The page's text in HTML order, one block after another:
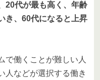
20代が最も高く、年齢
き、60代になると上昇
で働くことが難しい人
人などが選択する働き